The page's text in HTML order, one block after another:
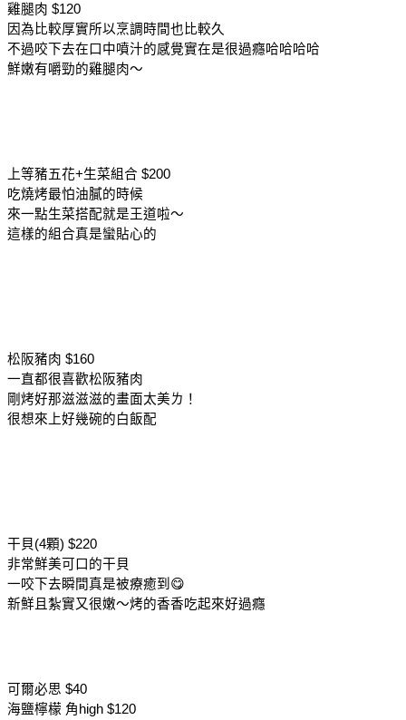
雞腿肉 $120
因為比較厚實所以烹調時間也比較久
不過咬下去在口中噴汁的感覺實在是很過癮哈哈哈哈
鮮嫩有嚼勁的雞腿肉～
上等豬五花+生菜組合 $200
吃燒烤最怕油膩的時候
來一點生菜搭配就是王道啦～
這樣的組合真是蠻貼心的
松阪豬肉 $160
一直都很喜歡松阪豬肉
剛烤好那滋滋滋的畫面太美ㄌ！
很想來上好幾碗的白飯配
干貝(4顆) $220
非常鮮美可口的干貝
一咬下去瞬間真是被療癒到😋
新鮮且紮實又很嫩～烤的香香吃起來好過癮
可爾必思 $40
海鹽檸檬 角high $120